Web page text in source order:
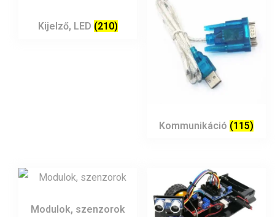
Kijelző, LED (210)
Kommunikáció (115)
Modulok, szenzorok